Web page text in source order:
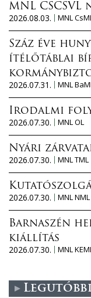
MNL
2026.08.03.
MNL CsML
Száz éve
ítélőtáblai
2026.07.31.
MNL BaML
Irodalmi
2026.07.30.
MNL OL
Nyári
2026.07.30.
MNL TML
2026.07.30.
MNL NML
Barnaszén
kiállítás
2026.07.30.
MNL KEML